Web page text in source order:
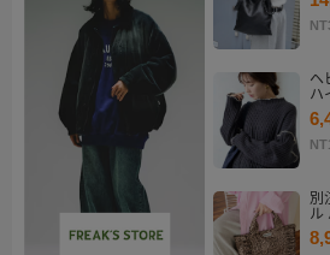
ヘ
ハ
別
ル